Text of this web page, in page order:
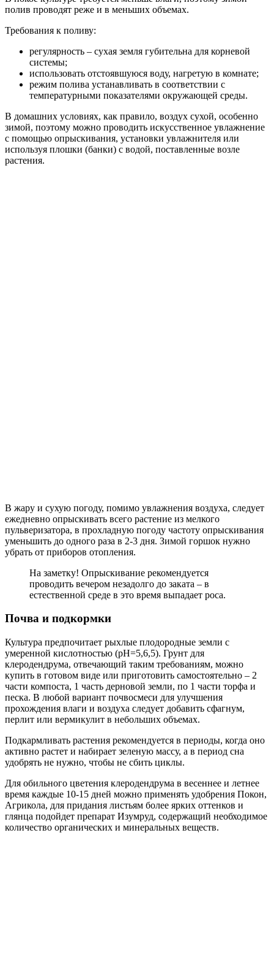
полив проводят реже и в меньших объемах.
Требования к поливу:
регулярность – сухая земля губительна для корневой
системы;
использовать отстоявшуюся воду, нагретую в комнате;
режим полива устанавливать в соответствии с
температурными показателями окружающей среды.
В домашних условиях, как правило, воздух сухой, особенно
зимой, поэтому можно проводить искусственное увлажнение
с помощью опрыскивания, установки увлажнителя или
используя плошки (банки) с водой, поставленные возле
растения.
В жару и сухую погоду, помимо увлажнения воздуха, следует
ежедневно опрыскивать всего растение из мелкого
пульверизатора, в прохладную погоду частоту опрыскивания
уменьшить до одного раза в 2-3 дня. Зимой горшок нужно
убрать от приборов отопления.
На заметку! Опрыскивание рекомендуется
проводить вечером незадолго до заката – в
естественной среде в это время выпадает роса.
Почва и подкормки
Культура предпочитает рыхлые плодородные земли с
умеренной кислотностью (рН=5,6,5). Грунт для
клеродендрума, отвечающий таким требованиям, можно
купить в готовом виде или приготовить самостоятельно – 2
части компоста, 1 часть дерновой земли, по 1 части торфа и
песка. В любой вариант почвосмеси для улучшения
прохождения влаги и воздуха следует добавить сфагнум,
перлит или вермикулит в небольших объемах.
Подкармливать растения рекомендуется в периоды, когда оно
активно растет и набирает зеленую массу, а в период сна
удобрять не нужно, чтобы не сбить циклы.
Для обильного цветения клеродендрума в весеннее и летнее
время каждые 10-15 дней можно применять удобрения Покон,
Агрикола, для придания листьям более ярких оттенков и
глянца подойдет препарат Изумруд, содержащий необходимое
количество органических и минеральных веществ.